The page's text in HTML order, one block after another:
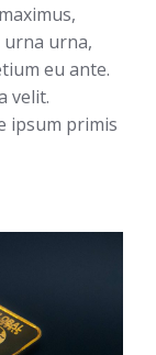
urna urna,
eu ante.
velit.
ipsum primis